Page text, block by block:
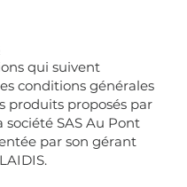
qui suivent
conditions générales
produits proposés par
société SAS Au Pont
par son gérant